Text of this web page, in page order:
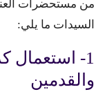
من مستحضرات
السيدات ما يلي:
1- استعمال
والقدمين